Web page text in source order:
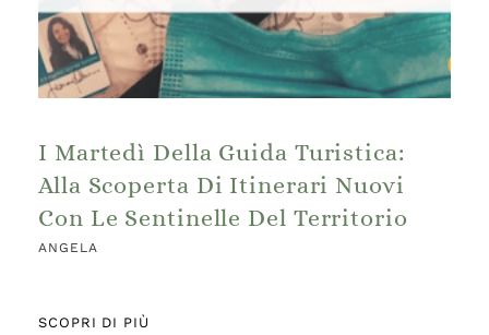
I Martedì Della Guida Turistica:
Alla Scoperta Di Itinerari Nuovi
Con Le Sentinelle Del Territorio
ANGELA
SCOPRI DI PIÙ